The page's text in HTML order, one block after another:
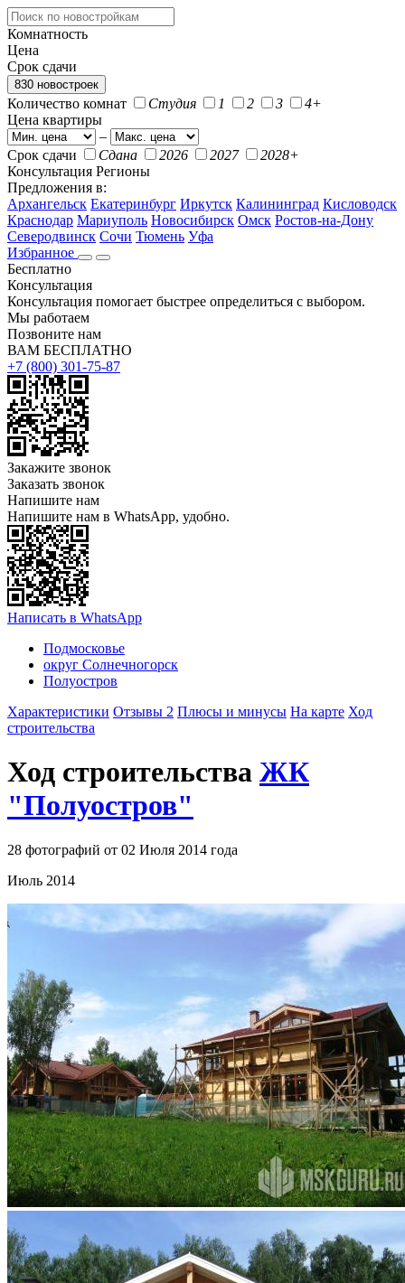
Комнатность
Цена
Срок сдачи
830 новостроек
Количество комнат Студия 1 2 3
4+
Цена квартиры
–
Срок сдачи
Сдана 2026 2027
2028+
Консультация Регионы
Предложения в:
Архангельск Екатеринбург Иркутск Калининград Кисловодск
Краснодар Мариуполь Новосибирск Омск Ростов-на-Дону
Северодвинск Сочи Тюмень Уфа
Избранное
Бесплатно
Консультация
Консультация помогает быстрее определиться с выбором.
Мы работаем
Позвоните нам
ВАМ БЕСПЛАТНО
+7 (800) 301-75-87
Закажите звонок
Заказать звонок
Напишите нам
Напишите нам в WhatsApp, удобно.
Написать в WhatsApp
Подмосковье
округ Солнечногорск
Полуостров
Характеристики Отзывы 2 Плюсы и минусы На карте Ход
строительства
Ход строительства ЖК
"Полуостров"
28 фотографий от 02 Июля 2014 года
Июль 2014